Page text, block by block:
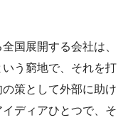
国展開する会社は、
う窮地で、それを打
策として外部に助け
ディアひとつで、そ